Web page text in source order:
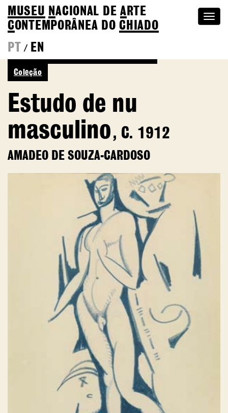
MUSEU NACIONAL DEA RTE
CONTEMPORÂNEA DOCHIADO
PT
/ EN
Coleção
Estudo de nu
masculino , C. 1912
AMADEO DE SOUZA-CARDOSO